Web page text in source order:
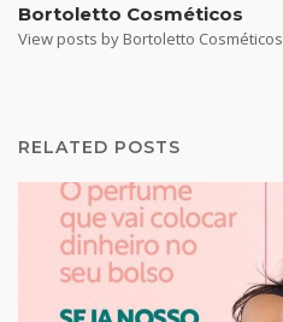
Bortoletto Cosméticos
View posts by Bortoletto Cosméticos
RELATED POSTS